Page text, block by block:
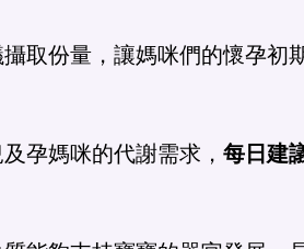
取份量，讓媽咪們的懷孕初
孕媽咪的代謝需求， 每日建